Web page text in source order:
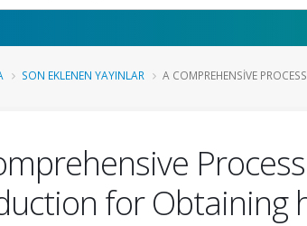
SON EKLENEN YAYINLAR A COMPREHENSIVE
for Obtaining